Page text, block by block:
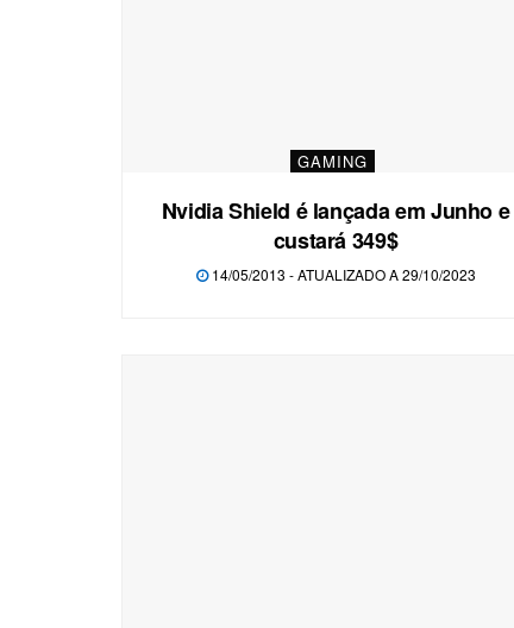
GAMING
Nvidia Shield é lançada em Junho e
custará 349$
14/05/2013 - ATUALIZADO A 29/10/2023